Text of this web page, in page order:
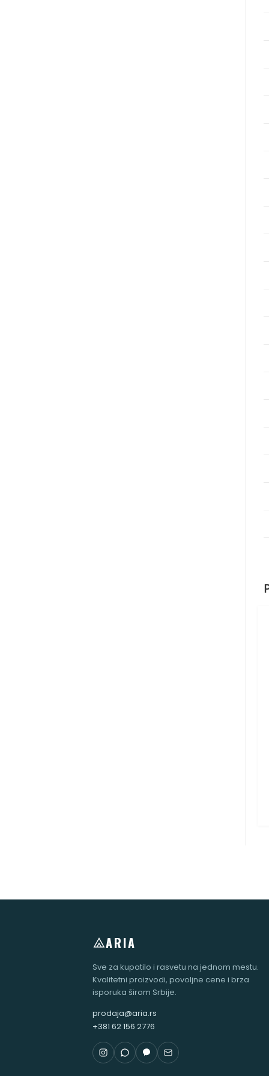
ARIA
Sve za kupatilo i rasvetu na jednom mestu.
Kvalitetni proizvodi, povoljne cene i brza
isporuka širom Srbije.
prodaja@aria.rs
+381 62 156 2776